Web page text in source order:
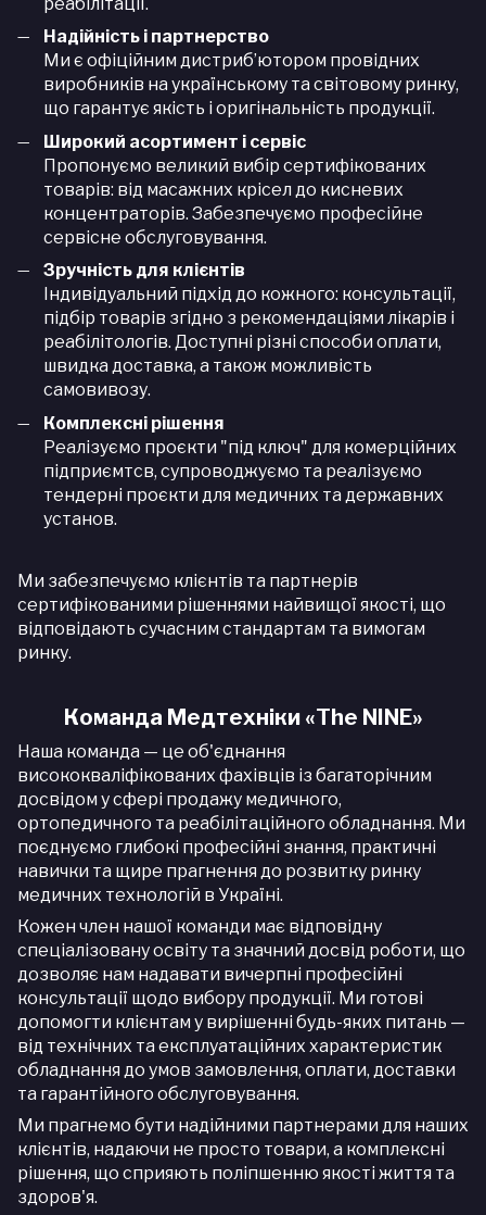
Надійність і партнерство
Ми є офіційним дистриб’ютором провідних
виробників на українському та світовому ринку,
що гарантує якість і оригінальність продукції.
Широкий асортимент і сервіс
Пропонуємо великий вибір сертифікованих
товарів: від масажних крісел до кисневих
концентраторів. Забезпечуємо професійне
сервісне обслуговування.
Зручність для клієнтів
Індивідуальний підхід до кожного: консультації,
підбір товарів згідно з рекомендаціями лікарів і
реабілітологів. Доступні різні способи оплати,
швидка доставка, а також можливість
самовивозу.
Комплексні рішення
Реалізуємо проєкти "під ключ" для комерційних
підприємтсв, супроводжуємо та реалізуємо
тендерні проєкти для медичних та державних
установ.
Ми забезпечуємо клієнтів та партнерів
сертифікованими рішеннями найвищої якості, що
відповідають сучасним стандартам та вимогам
ринку.
Команда Медтехніки «The NINE»
Наша команда — це об'єднання
висококваліфікованих фахівців із багаторічним
досвідом у сфері продажу медичного,
ортопедичного та реабілітаційного обладнання. Ми
поєднуємо глибокі професійні знання, практичні
навички та щире прагнення до розвитку ринку
медичних технологій в Україні.
Кожен член нашої команди має відповідну
спеціалізовану освіту та значний досвід роботи, що
дозволяє нам надавати вичерпні професійні
консультації щодо вибору продукції. Ми готові
допомогти клієнтам у вирішенні будь-яких питань —
від технічних та експлуатаційних характеристик
обладнання до умов замовлення, оплати, доставки
та гарантійного обслуговування.
Ми прагнемо бути надійними партнерами для наших
клієнтів, надаючи не просто товари, а комплексні
рішення, що сприяють поліпшенню якості життя та
здоров'я.